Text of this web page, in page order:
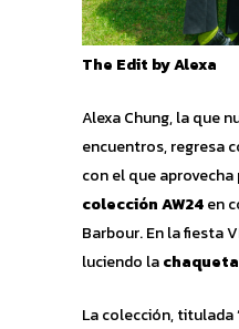
The Edit by Alexa
Alexa Chung, la que
encuentros, regresa
con el que
colección AW24en
Barbour. En la fiesta
luciendo la
La colección, titulada ‘